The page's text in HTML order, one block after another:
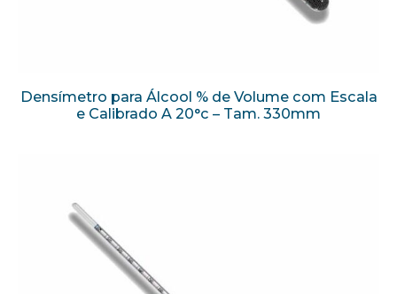
Densímetro para Álcool % de Volume com Escala
e Calibrado A 20°c – Tam. 330mm